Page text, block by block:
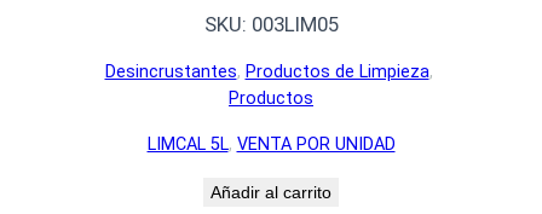
SKU: 003LIM05
Desincrustantes, Productos de Limpieza
Productos
LIMCAL 5L, VENTA POR UNIDAD
Añadir al carrito